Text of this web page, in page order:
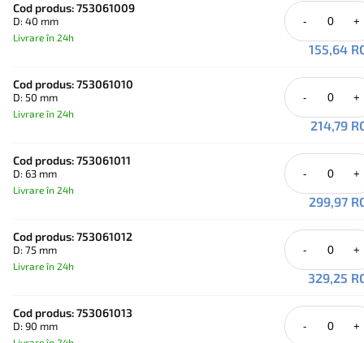
din țeavă fără sudură nu trebuie scurtate pe șantier.
capetelor netede (Q1) variază între 80mm și 400mm, cu cota z
113mm și 1150mm.
Cod produs: 753061009
D: 40 mm
Livrare în 24h
- +
155,64
Cod produs: 753061010
D: 50 mm
Livrare în 24h
- +
214,79
Cod produs: 753061011
D: 63 mm
Livrare în 24h
- +
299,97
Cod produs: 753061012
D: 75 mm
Livrare în 24h
- +
329,25
Cod produs: 753061013
D: 90 mm - +